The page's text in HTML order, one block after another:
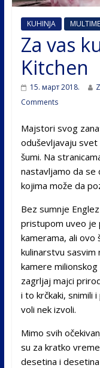
KUHINJA
Za vas
Kitchen
15. март 2018.
Comments
Majstori svog
oduševljavaju svet
šumi. Na
nastavljamo da se
kojima može da
Bez sumnje
pristupom uveo je
kamerama, ali ovo
kulinarstvu sasvim
kamere
zagrljaj majci
i to krčkaki, snimili
voli nek izvoli.
Mimo svih
su za kratko
desetina i